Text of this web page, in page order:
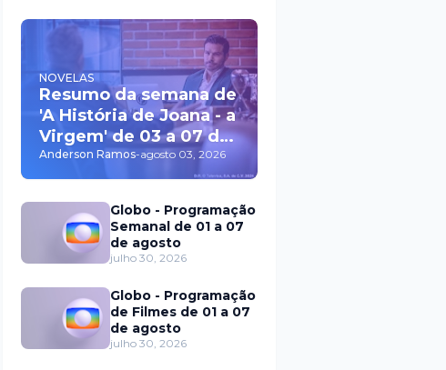
NOVELAS
Resumo da semana de
'A História de Joana - a
Virgem' de 03 a 07 de
agosto
Anderson Ramos-agosto 03, 2026
Globo - Programação
Semanal de 01 a 07
de agosto
julho 30, 2026
Globo - Programação
de Filmes de 01 a 07
de agosto
julho 30, 2026